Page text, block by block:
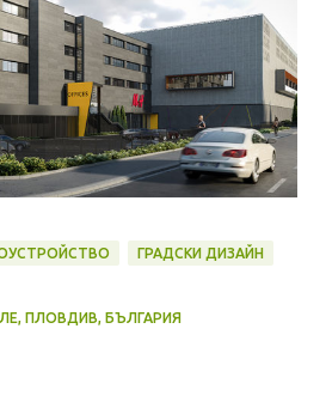
ГРАДСКИ ДИЗАЙН
ПЛОВДИВ, БЪЛГАРИЯ